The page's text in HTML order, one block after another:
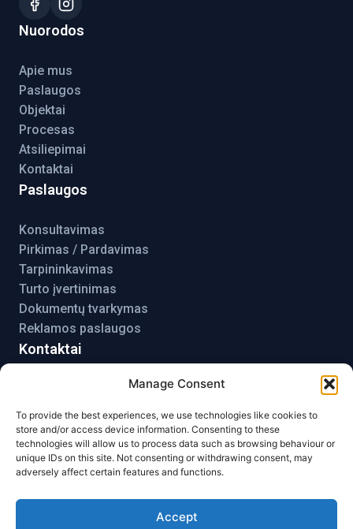
Manage Consent
To provide the best experiences, we use technologies like cookies to
store and/or access device information. Consenting to these
technologies will allow us to process data such as browsing behaviour or
unique IDs on this site. Not consenting or withdrawing consent, may
adversely affect certain features and functions.
Accept
Nuorodos
Apie mus
Paslaugos
Objektai
Procesas
Atsiliepimai
Kontaktai
Paslaugos
Konsultavimas
Pirkimas / Pardavimas
Tarpininkavimas
Turto įvertinimas
Dokumentų tvarkymas
Reklamos paslaugos
Kontaktai
+370 698 54515
liuksbustas@gmail.com
Liuksbūstas nekilnojamojo turto agentūra,
Laisvės g. 27, LT 89222, Mažeikiai.